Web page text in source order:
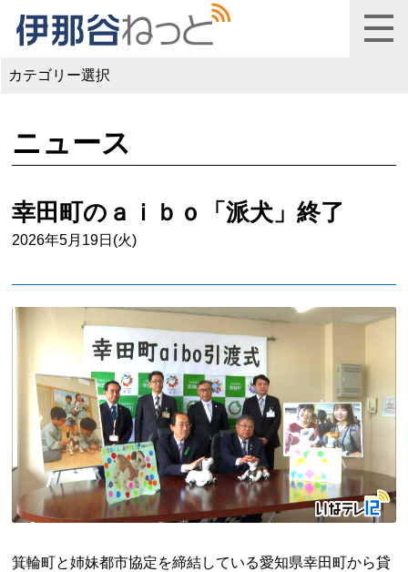
カテゴリー選択
ニュース
幸田町のａｉｂｏ「派犬」終了
2026年5月19日(火)
箕輪町と姉妹都市協定を締結している愛知県幸田町から貸